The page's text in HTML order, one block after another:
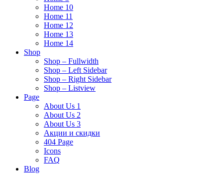
Home 10
Home 11
Home 12
Home 13
Home 14
Shop
Shop – Fullwidth
Shop – Left Sidebar
Shop – Right Sidebar
Shop – Listview
Page
About Us 1
About Us 2
About Us 3
Акции и скидки
404 Page
Icons
FAQ
Blog